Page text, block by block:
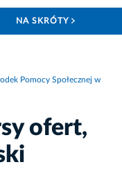
NA SKRÓTY
Pomocy Społecznej w
ofert,